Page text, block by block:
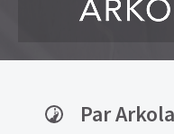
Par